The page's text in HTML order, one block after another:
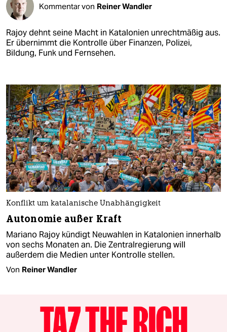
Kommentar von Reiner Wandler
Rajoy dehnt seine Macht in Katalonien unrechtmäßig aus.
Er übernimmt die Kontrolle über Finanzen, Polizei,
Bildung, Funk und Fernsehen.
Konflikt um katalanische Unabhängigkeit
Autonomie außer Kraft
Mariano Rajoy kündigt Neuwahlen in Katalonien innerhalb
von sechs Monaten an. Die Zentralregierung will
außerdem die Medien unter Kontrolle stellen.
Von Reiner Wandler